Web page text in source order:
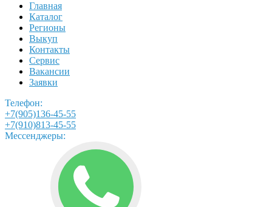
Главная
Каталог
Регионы
Выкуп
Контакты
Сервис
Вакансии
Заявки
Телефон:
+7(905)136-45-55
+7(910)813-45-55
Мессенджеры: